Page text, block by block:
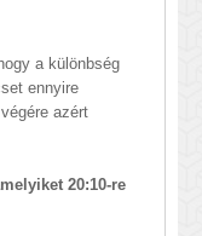
a különbség
ennyire
azért
20:10-re